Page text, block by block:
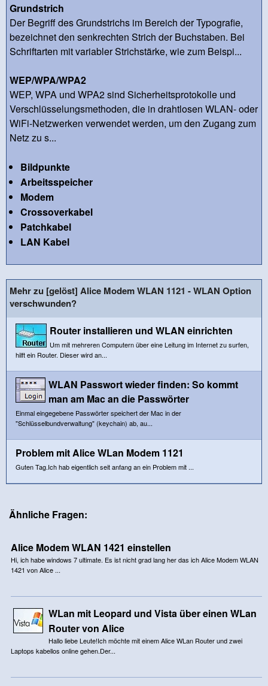
Grundstrich
Der Begriff des Grundstrichs im Bereich der Typografie,
bezeichnet den senkrechten Strich der Buchstaben. Bei
Schriftarten mit variabler Strichstärke, wie zum Beispi...
WEP/WPA/WPA2
WEP, WPA und WPA2 sind Sicherheitsprotokolle und
Verschlüsselungsmethoden, die in drahtlosen WLAN- oder
WiFi-Netzwerken verwendet werden, um den Zugang zum
Netz zu s...
Bildpunkte
Arbeitsspeicher
Modem
Crossoverkabel
Patchkabel
LAN Kabel
Mehr zu [gelöst] Alice Modem WLAN 1121 - WLAN Option
verschwunden?
Router installieren und WLAN einrichten
Um mit mehreren Computern über eine Leitung im Internet zu surfen,
hilft ein Router. Dieser wird an...
WLAN Passwort wieder finden: So kommt
man am Mac an die Passwörter
Einmal eingegebene Passwörter speichert der Mac in der
"Schlüsselbundverwaltung" (keychain) ab, au...
Problem mit Alice WLan Modem 1121
Guten Tag.Ich hab eigentlich seit anfang an ein Problem mit ...
Ähnliche Fragen:
Alice Modem WLAN 1421 einstellen
Hi, ich habe windows 7 ultimate. Es ist nicht grad lang her das ich Alice Modem WLAN
1421 von Alice ...
WLan mit Leopard und Vista über einen WLan
Router von Alice
Hallo liebe Leute!Ich möchte mit einem Alice WLan Router und zwei
Laptops kabellos online gehen.Der...